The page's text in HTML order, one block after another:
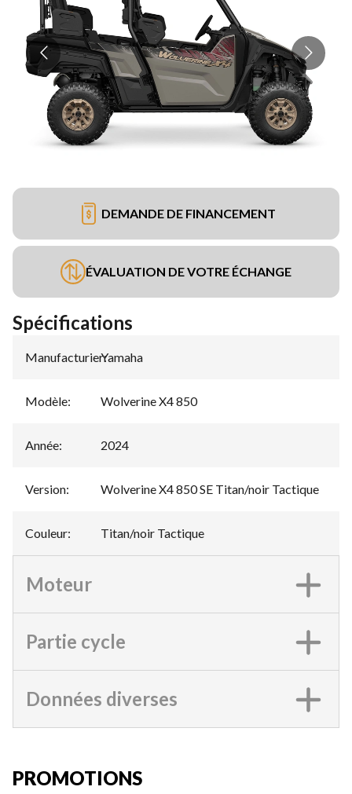
DEMANDE DE FINANCEMENT
ÉVALUATION DE VOTRE ÉCHANGE
Spécifications
Manufacturier:
Yamaha
Modèle: Wolverine X4 850
Année: 2024
Version: Wolverine X4 850 SE Titan/noir Tactique
Couleur: Titan/noir Tactique
Moteur
Partie cycle
Données diverses
PROMOTIONS